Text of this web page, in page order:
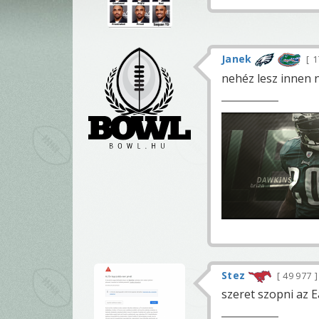
Janek
nehéz lesz innen
Stez 49 977
szeret szopni az